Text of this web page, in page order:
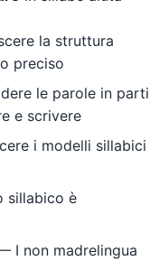
la struttura
preciso
le parole in parti
e scrivere
i modelli sillabici
sillabico è
I non madrelingua